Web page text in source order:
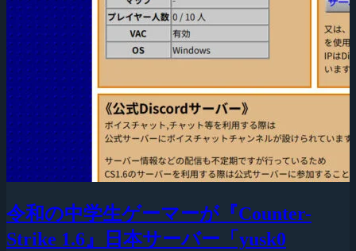
令和の中学生ゲーマーが『Counter-
Strike 1.6』日本サーバー「yusk0